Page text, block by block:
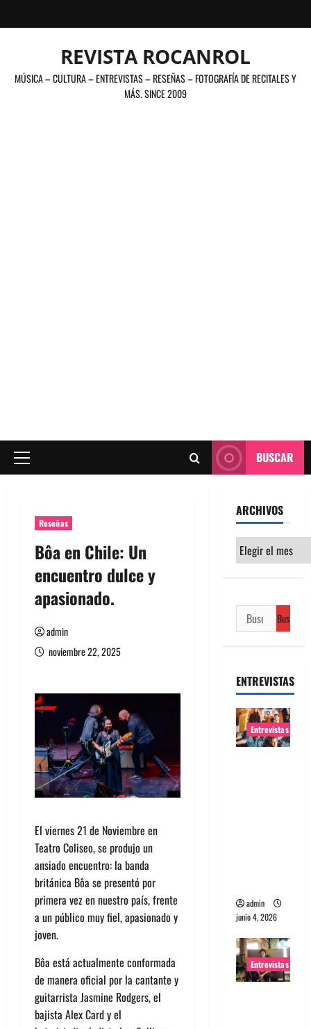
al
REVISTA ROCANROL
MÚSICA – CULTURA – ENTREVISTAS – RESEÑAS – FOTOGRAFÍA DE RECITALES Y
MÁS. SINCE 2009
Menú
BUSCAR
Reseñas
Bôa en Chile: Un
encuentro dulce y
apasionado.
admin
noviembre 22, 2025
El viernes 21 de Noviembre en
Teatro Coliseo, se produjo un
ansiado encuentro: la banda
británica Bôa se presentó por
primera vez en nuestro país, frente
a un público muy fiel, apasionado y
joven.
Bôa está actualmente conformada
de manera oficial por la cantante y
guitarrista Jasmine Rodgers, el
bajista Alex Card y el
ARCHIVOS
Archivos
Buscar:
ENTREVISTAS
Entrevistas
admin
junio 4, 2026
Entrevistas